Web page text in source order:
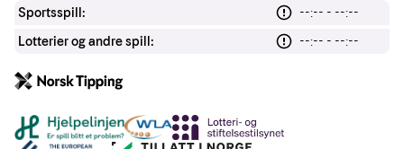
Sportsspill:
--:-- - --:--
Lotterier og andre spill:
--:-- - --:--
Andre lenker